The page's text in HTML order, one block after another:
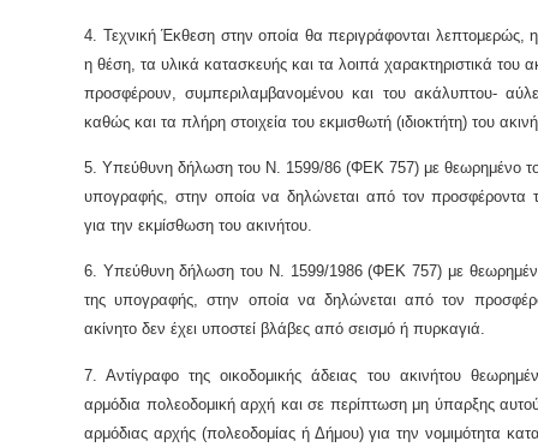
4. Τεχνική Έκθεση στην οποία θα περιγράφονται λεπτομερώς,
η θέση, τα υλικά κατασκευής και τα λοιπά χαρακτηριστικά του
προσφέρουν, συμπεριλαμβανομένου και του ακάλυπτου-
καθώς και τα πλήρη στοιχεία του εκμισθωτή (ιδιοκτήτη) του
5. Υπεύθυνη δήλωση του Ν. 1599/86 (ΦΕΚ 757) με θεωρημένο το
υπογραφής, στην οποία να δηλώνεται από τον προσφέροντα
για την εκμίσθωση του ακινήτου.
6. Υπεύθυνη δήλωση του Ν. 1599/1986 (ΦΕΚ 757) με
της υπογραφής, στην οποία να δηλώνεται από τον
ακίνητο δεν έχει υποστεί βλάβες από σεισμό ή πυρκαγιά.
7. Αντίγραφο της οικοδομικής άδειας του ακινήτου
αρμόδια πολεοδομική αρχή και σε περίπτωση μη ύπαρξης
αρμόδιας αρχής (πολεοδομίας ή Δήμου) για την νομιμότητα